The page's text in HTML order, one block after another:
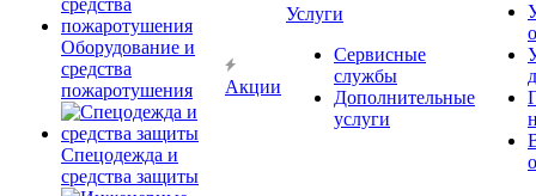
Оборудование и
средства
пожаротушения
Спецодежда и
средства защиты
Акции
Услуги
Сервисные
службы
Дополнительные
услуги